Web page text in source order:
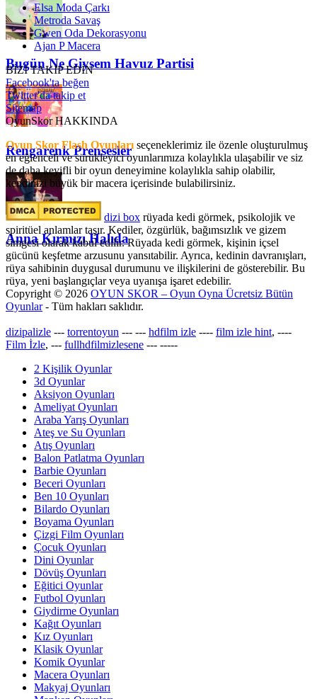
Bugün Ne Giysem Havuz Partisi
Rengarenk Prensesler
Anna Kırmızı Halıda
Elsa Moda Çarkı
Metroda Savaş
Gwen Oda Dekorasyonu
Ajan P Macera
BİZİ TAKİP EDİN
Facebook'ta beğen
Twitter'da takip et
Sitemap
OyunSkor HAKKINDA
Oyun Skor Flash Oyunları seçeneklerimiz ile özenle oluşturulmuş
en eğlenceli ve sürükleyici oyunlarımıza kolaylıkla ulaşabilir ve siz
de daha keyifli bir oyun deneyimine kolaylıkla sahip olabilir,
kendinizi büyük bir macera içerisinde bulabilirsiniz.
dizi box rüyada kedi görmek​, psikolojik ve
spiritüel anlamlar taşır. Kediler, özgürlük, bağımsızlık ve gizem
simgesi olarak kabul edilir. Rüyada kedi görmek, kişinin içsel
gücünü keşfetme arzusunu yansıtabilir. Ayrıca, kedinin davranışları,
rüya sahibinin duygusal durumunu ve ilişkilerini de gösterebilir. Bu
rüya, yeni başlangıçlar veya uyanışa işaret edebilir.
Copyright © 2026 OYUN SKOR – Oyun Oyna Ücretsiz Bütün
Oyunlar- Tüm hakları saklıdır.
dizipalizle --- torrentoyun --- --- hdfilm izle ---- film izle hint, ----
Film İzle, --- fullhdfilmizlesene --- -----
2 Kişilik Oyunlar
3d Oyunlar
Aksiyon Oyunları
Ameliyat Oyunları
Araba Yarış Oyunları
Ateş ve Su Oyunları
Atış Oyunları
Balon Patlatma Oyunları
Barbie Oyunları
Beceri Oyunları
Ben 10 Oyunları
Bilardo Oyunları
Boyama Oyunları
Çizgi Film Oyunları
Çocuk Oyunları
Dini Oyunlar
Dövüş Oyunları
Eğitici Oyunlar
Futbol Oyunları
Giydirme Oyunları
Kağıt Oyunları
Kız Oyunları
Klasik Oyunlar
Komik Oyunlar
Macera Oyunları
Makyaj Oyunları